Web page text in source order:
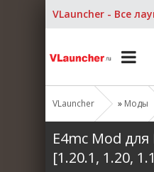
VLauncher - Все
VLauncher » Моды
E4mc Mod
[1.20.1, 1.20,